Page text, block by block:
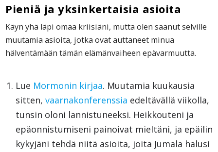
Pieniä ja yksinkertaisia asioita
Käyn yhä läpi omaa kriisiäni, mutta olen saanut selville
muutamia asioita, jotka ovat auttaneet minua
hälventämään tämän elämänvaiheen epävarmuutta.
Lue Mormonin kirjaa. Muutamia kuukausia
sitten, vaarnakonferenssia edeltävällä viikolla,
tunsin oloni lannistuneeksi. Heikkouteni ja
epäonnistumiseni painoivat mieltäni, ja epäilin
kykyjäni tehdä niitä asioita, joita Jumala halusi